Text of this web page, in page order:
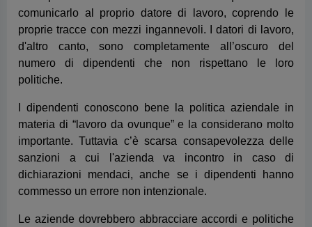
materia di “lavoro da ovunque” e la considerano molto
importante. Tuttavia c’è scarsa consapevolezza delle
sanzioni a cui l'azienda va incontro in caso di
dichiarazioni mendaci, anche se i dipendenti hanno
commesso un errore non intenzionale.
Le aziende dovrebbero abbracciare accordi e politiche
più flessibili considerandole un vantaggio
fondamentale. Così facendo, sarà più facile non solo
migliorare il livello di consapevolezza dei dipendenti
delle politiche aziendali, ma anche per i C-level
soddisfare i desideri e le aspettative lavorative dei
responsabili delle risorse umane e delle finanze che ne